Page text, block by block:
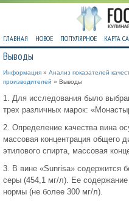
ГЛАВНАЯ НОВОЕ ПОПУЛЯРНОЕ КАРТА
Выводы
Информация » Анализ показателей
производителей » Выводы
1. Для исследования было
трех различных марок:
2. Определение качества вина
массовая концентрация общего
этилового спирта, массовая
3. В вине «Sunrisa» содержится
серы (454,1 мг/л). Ее
нормы (не более 300 мг/л).